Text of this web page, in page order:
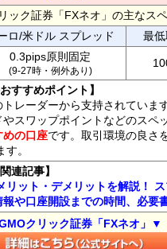
ック証券「FXネオ」の主なス
ロ/米ドル スプレッド 最
0.3pips原則固定
(9-27時・例外あり)
すすめポイント】
レーダーから支持されていま
スワップポイントなどのスペ
めの口座です。取引環境の良さ
。
連記事】
ット・デメリットを解説！
や口座開設までの時間、必要
クリック証券「FXネオ」▼